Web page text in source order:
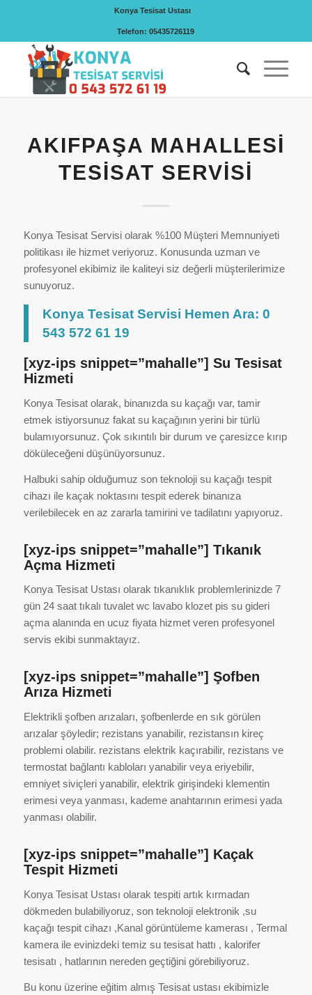
Konya Tesisat Ustası
Telefon: 05435726119
AKIFPAŞA MAHALLESI
TESISAT SERVISI
Konya Tesisat Servisi olarak %100 Müşteri Memnuniyeti
politikası ile hizmet veriyoruz. Konusunda uzman ve
profesyonel ekibimiz ile kaliteyi siz değerli müşterilerimize
sunuyoruz.
Konya Tesisat Servisi Hemen Ara: 0
543 572 61 19
[xyz-ips snippet=”mahalle”] Su Tesisat
Hizmeti
Konya Tesisat olarak, binanızda su kaçağı var, tamir
etmek istiyorsunuz fakat su kaçağının yerini bir türlü
bulamıyorsunuz. Çok sıkıntılı bir durum ve çaresizce kırıp
döküleceğeni düşünüyorsunuz.
Halbuki sahip olduğumuz son teknoloji su kaçağı tespit
cihazı ile kaçak noktasını tespit ederek binanıza
verilebilecek en az zararla tamirini ve tadilatını yapıyoruz.
[xyz-ips snippet=”mahalle”] Tıkanık
Açma Hizmeti
Konya Tesisat Ustası olarak tıkanıklık problemlerinizde 7
gün 24 saat tıkalı tuvalet wc lavabo klozet pis su gideri
açma alanında en ucuz fiyata hizmet veren profesyonel
servis ekibi sunmaktayız.
[xyz-ips snippet=”mahalle”] Şofben
Arıza Hizmeti
Elektrikli şofben arızaları, şofbenlerde en sık görülen
arızalar şöyledir; rezistans yanabilir, rezistansın kireç
problemi olabilir. rezistans elektrik kaçırabilir, rezistans ve
termostat bağlantı kabloları yanabilir veya eriyebilir,
emniyet siviçleri yanabilir, elektrik girişindeki klementin
erimesi veya yanması, kademe anahtarının erimesi yada
yanması olabilir.
[xyz-ips snippet=”mahalle”] Kaçak
Tespit Hizmeti
Konya Tesisat Ustası olarak tespiti artık kırmadan
dökmeden bulabiliyoruz, son teknoloji elektronik ,su
kaçağı tespit cihazı ,Kanal görüntüleme kamerası , Termal
kamera ile evinizdeki temiz su tesisat hattı , kalorifer
tesisatı , hatlarının nereden geçtiğini görebiliyoruz.
Bu konu üzerine eğitim almış Tesisat ustası ekibimizle